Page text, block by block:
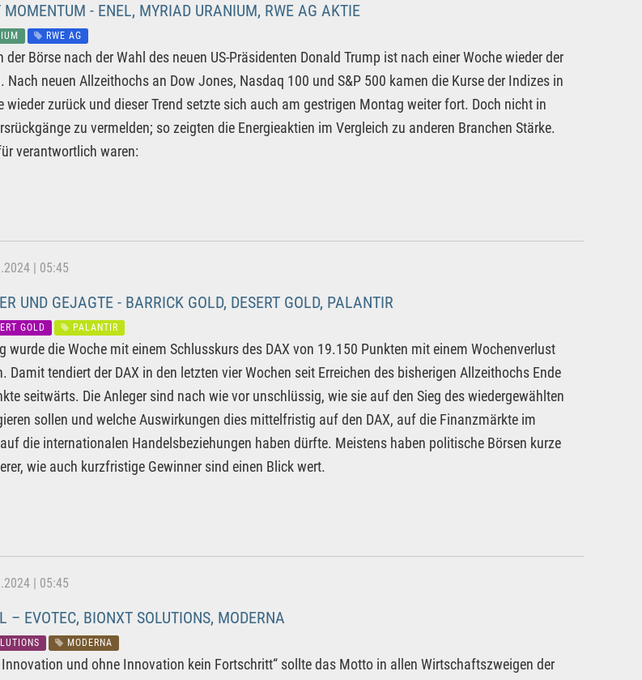
- ENEL, MYRIAD URANIUM, RWE AG AKTIE
RWE AG
Börse nach der Wahl des neuen US-Präsidenten Donald Trump ist nach einer Woche wieder der
Nach neuen Allzeithochs an Dow Jones, Nasdaq 100 und S&P 500 kamen die Kurse der Indizes in
wieder zurück und dieser Trend setzte sich auch am gestrigen Montag weiter fort. Doch nicht in
zu vermelden; so zeigten die Energieaktien im Vergleich zu anderen Branchen Stärke.
verantwortlich waren:
| 05:45
UND GEJAGTE - BARRICK GOLD, DESERT GOLD, PALANTIR
GOLD PALANTIR
wurde die Woche mit einem Schlusskurs des DAX von 19.150 Punkten mit einem Wochenverlust
Damit tendiert der DAX in den letzten vier Wochen seit Erreichen des bisherigen Allzeithochs Ende
seitwärts. Die Anleger sind nach wie vor unschlüssig, wie sie auf den Sieg des wiedergewählten
sollen und welche Auswirkungen dies mittelfristig auf den DAX, auf die Finanzmärkte im
die internationalen Handelsbeziehungen haben dürfte. Meistens haben politische Börsen kurze
wie auch kurzfristige Gewinner sind einen Blick wert.
| 05:45
– EVOTEC, BIONXT SOLUTIONS, MODERNA
MODERNA
und ohne Innovation kein Fortschritt“ sollte das Motto in allen Wirtschaftszweigen der